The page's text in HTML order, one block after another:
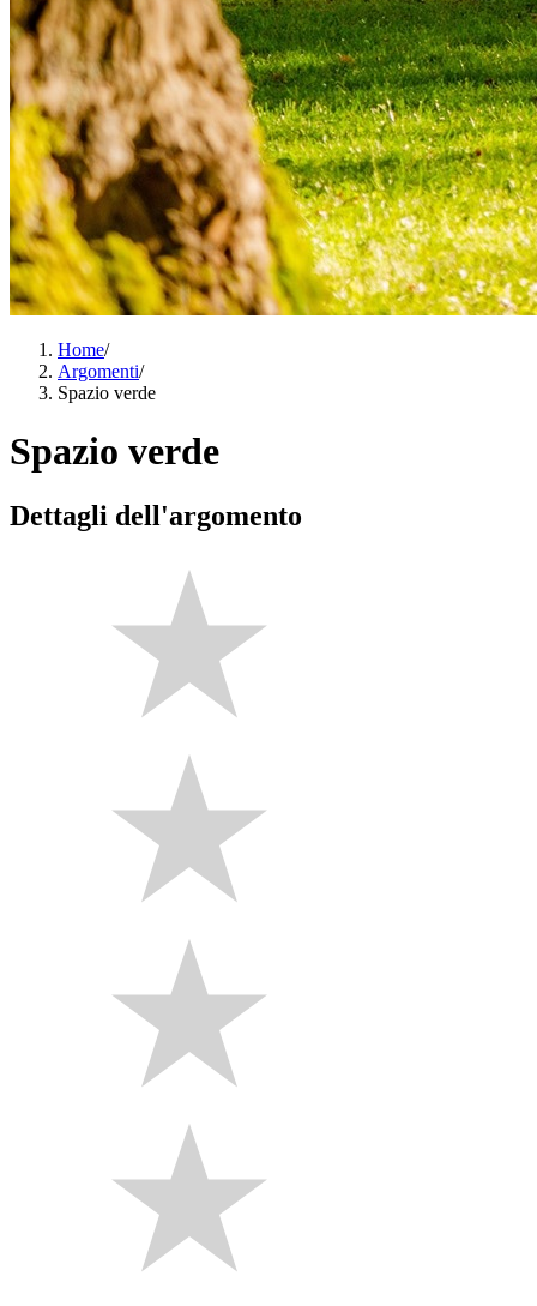
Home/
Argomenti/
Spazio verde
Spazio verde
Dettagli dell'argomento